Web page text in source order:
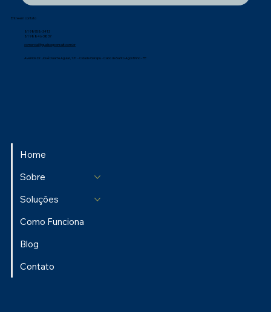
Home
Sobre
Soluções
Como Funciona
Blog
Contato
Entre em contato
81 98958-3413
81 98846-3837
comercial@qualisegconsult.com.br
Avenida Dr. José Duarte Aguiar, 131 - Cidade Garapu - Cabo de Santo Agostinho - PE